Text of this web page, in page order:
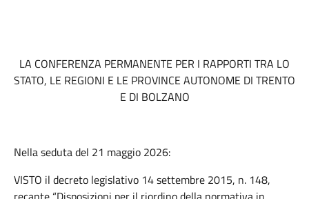
LA CONFERENZA PERMANENTE PER I RAPPORTI TRA LO
STATO, LE REGIONI E LE PROVINCE AUTONOME DI TRENTO
E DI BOLZANO
Nella seduta del 21 maggio 2026:
VISTO il decreto legislativo 14 settembre 2015, n. 148,